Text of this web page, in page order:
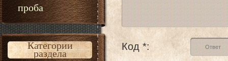
проба
Категории
раздела
Код *: